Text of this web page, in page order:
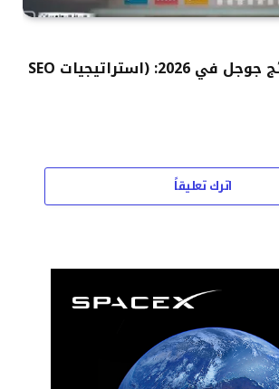
كيف تتصدر نتائج جوجل في 2026: (استراتيجيات SEO
اترك تعليقاً